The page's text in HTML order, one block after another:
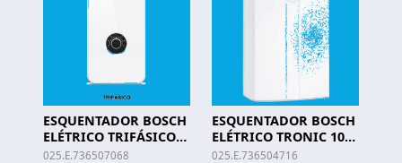
ESQUENTADOR BOSCH
ELÉTRICO TRIFÁSICO
TRONIC 5001 - TR5001
025.E.736507068
ESQUENTADOR BOSCH
ELÉTRICO TRONIC 1000
- TR1000 4T
025.E.736504716